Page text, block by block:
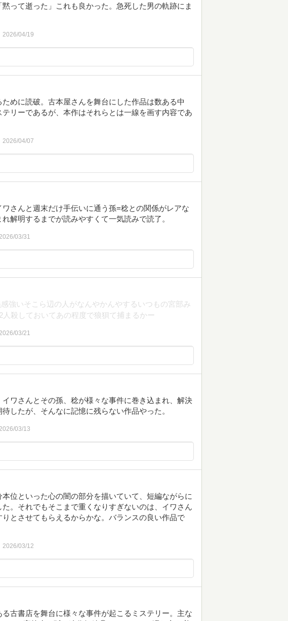
って逝った」これも良かった。急死した男の軌跡にま
2026/04/19
めに読破。古本屋さんを舞台にした作品は数ある中
リーであるが、本作はそれらとは一線を画す内容であ
2026/04/07
さんと週末だけ手伝いに通う孫=稔との関係がレアな
解明するまでが読みやすくて一気読みで読了。
03/31
強いそこら辺の人がなんやかんやするいつもの宮部み
殺しておいてあの程度で狼狽て捕まるかー
03/21
ワさんとその孫、稔が様々な事件に巻き込まれ、解決
したが、そんなに記憶に残らない作品やった。
03/13
位といった心の闇の部分を描いていて、短編ながらに
。それでもそこまで重くなりすぎないのは、イワさん
とさせてもらえるからかな。バランスの良い作品で
2026/03/12
古書店を舞台に様々な事件が起こるミステリー。主な